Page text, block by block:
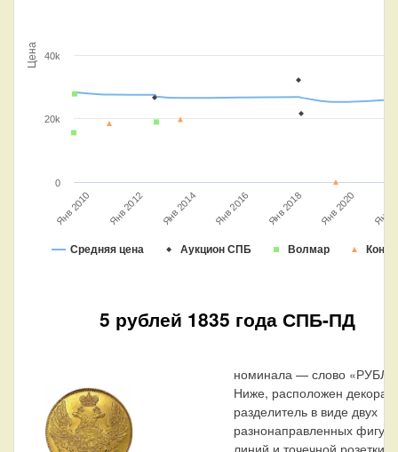
Цена
Средняя цена Аукцион СПБ Волмар
Янв 2010 Янв 2012 Янв 2014 Янв 2016 Янв 2018 Янв 2020 Янв
0
20k
40k
5 рублей 1835 года СПБ-ПД
номинала — слово
Ниже, расположен
разделитель в виде двух
разнонаправленных